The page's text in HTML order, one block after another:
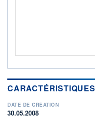
CARACTÉRISTIQUES
DATE DE CRÉATION
30.05.2008